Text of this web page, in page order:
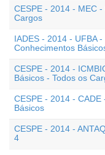
CESPE - 2014 - MEC
Cargos
IADES - 2014 - UFBA
Conhecimentos
CESPE - 2014 -
Básicos - Todos os
CESPE - 2014 -
Básicos
CESPE - 2014 -
4